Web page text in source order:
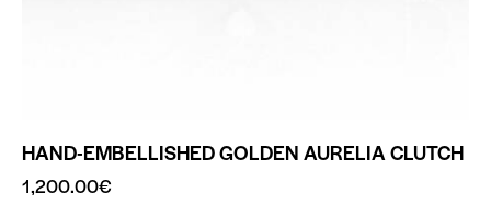
HAND-EMBELLISHED GOLDEN AURELIA CLUTCH
1,200.00€